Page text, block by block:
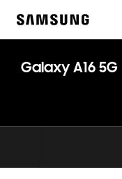
Galaxy A16 5G